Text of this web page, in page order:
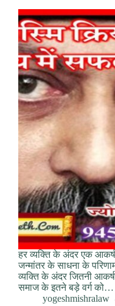
हर व्यक्ति के अंदर एक
जन्मांतर के साधना के
व्यक्ति के अंदर जितनी
समाज के इतने बड़े वर्ग को…
yogeshmishralaw